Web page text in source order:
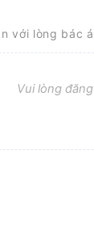
với lòng bác
Vui lòng